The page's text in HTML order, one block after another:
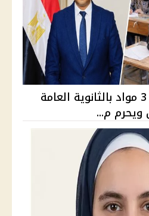
التعليم: الراسب في 3 مواد بالثانوية العامة
ويحرم م...